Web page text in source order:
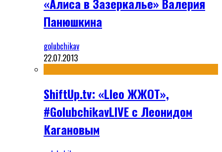
«Алиса в Зазеркалье» Валерия
Панюшкина
golubchikav
22.07.2013
ShiftUp.tv: «Lleo ЖЖОТ»,
#GolubchikavLIVE с Леонидом
Кагановым